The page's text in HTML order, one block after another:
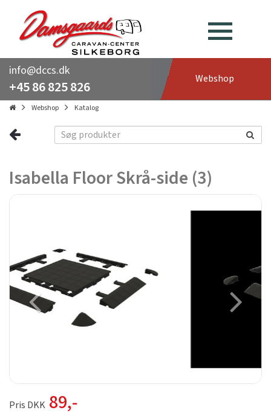
info@dccs.dk
+45 86 825 826 Webshop
Webshop Katalog
Isabella Floor Skrå-side (3)
Pris DKK 89,-